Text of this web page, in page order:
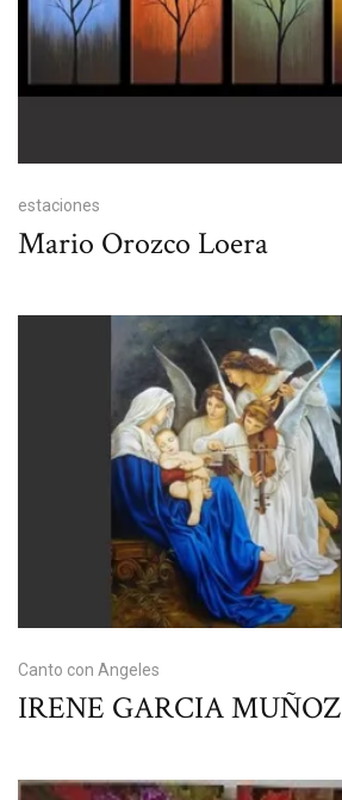
estaciones
Mario Orozco Loera
Canto con Angeles
IRENE GARCIA MUÑOZ